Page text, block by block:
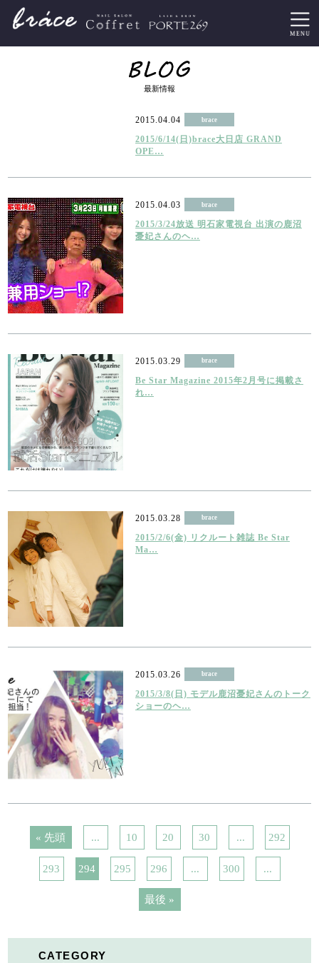
最新情報
2015.04.04 brace
2015/6/14(日)brace大日店 GRAND
OPE…
2015.04.03 brace
2015/3/24放送 明石家電視台 出演の鹿沼
憂妃さんのヘ…
2015.03.29 brace
Be Star Magazine 2015年2月号に掲載さ
れ…
2015.03.28 brace
2015/2/6(金) リクルート雑誌 Be Star
Ma…
2015.03.26 brace
2015/3/8(日) モデル鹿沼憂妃さんのトーク
ショーのヘ…
« 先頭 ... 10 20 30 ... 292
293 294 295 296 ... 300 ...
最後 »
CATEGORY